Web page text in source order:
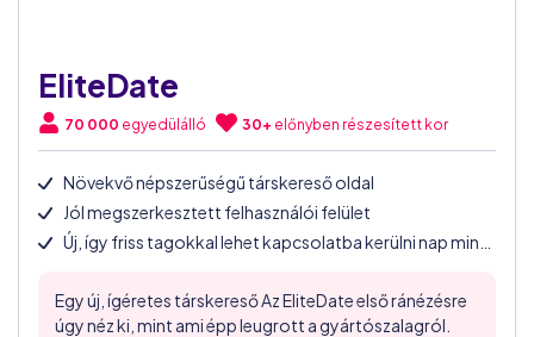
EliteDate
70 000 egyedülálló 30+ előnyben részesített kor
Növekvő népszerűségű társkereső oldal
Jól megszerkesztett felhasználói felület
Egy új, ígéretes társkereső Az EliteDate első ránézésre
úgy néz ki, mint ami épp leugrott a gyártószalagról.